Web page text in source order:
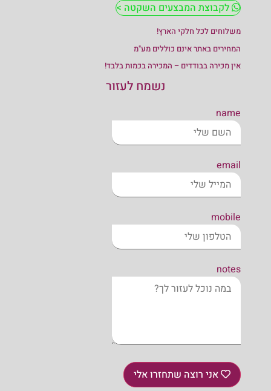
לקבוצת המבצעים השקטה >
משלוחים לכל חלקי הארץ!
המחירים באתר אינם כוללים מע"מ
אין מכירה בבודדים – המכירה בכמות בלבד!
נשמח לעזור
name
email
mobile
notes
אני רוצה שתחזרו אלי